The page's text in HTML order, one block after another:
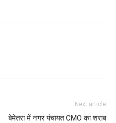
Next article
बेमेतरा में नगर पंचायत CMO का शराब